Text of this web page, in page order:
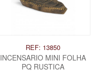
REF: 13850
INCENSARIO MINI FOLHA
PQ RUSTICA